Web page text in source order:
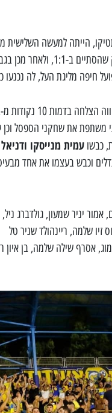
הייתה למעשה השלישית
הראשון בליגה באשדוד
בדמות 10 נקודות מ-12 האחרונות בליגה, וזו של
משתפת את שחקני הספסל
כבשועמית מנייסקו
וכבש בעצמו את אחד
אמור יניר שמעון, גולדברג
זיו שלמה, ריינהולד שניר טל
אסרף שילה שלמה, בן איון